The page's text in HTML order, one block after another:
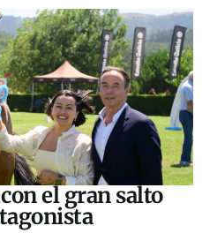
el gran salto